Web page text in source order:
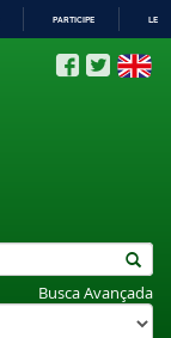
PARTICIPE
Busca Avançada